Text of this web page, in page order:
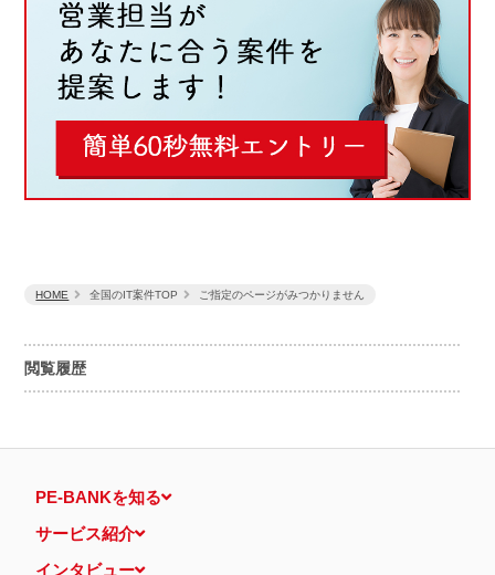
閲覧履歴
HOME 全国のIT案件TOP ご指定のページがみつかりません
PE-BANKを知る
サービス紹介
インタビュー